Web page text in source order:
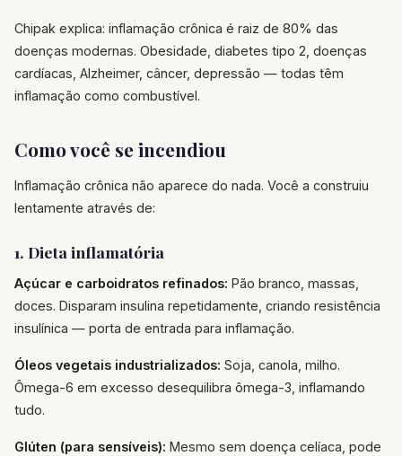
Chipak explica: inflamação crônica é raiz de 80% das
doenças modernas. Obesidade, diabetes tipo 2, doenças
cardíacas, Alzheimer, câncer, depressão — todas têm
inflamação como combustível.
Como você se incendiou
Inflamação crônica não aparece do nada. Você a construiu
lentamente através de:
1. Dieta inflamatória
Açúcar e carboidratos refinados: Pão branco, massas,
doces. Disparam insulina repetidamente, criando resistência
insulínica — porta de entrada para inflamação.
Óleos vegetais industrializados: Soja, canola, milho.
Ômega-6 em excesso desequilibra ômega-3, inflamando
tudo.
Glúten (para sensíveis): Mesmo sem doença celíaca, pode